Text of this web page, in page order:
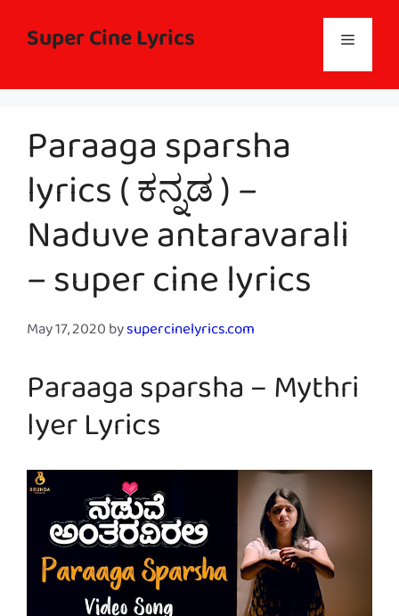
contentSuper Cine Lyrics Menu
Paraaga sparsha
lyrics ( ಕನ್ನಡ ) –
Naduve antaravarali
– super cine lyrics
May 17, 2020bysupercinelyrics.com
Paraaga sparsha – Mythri
lyer Lyrics